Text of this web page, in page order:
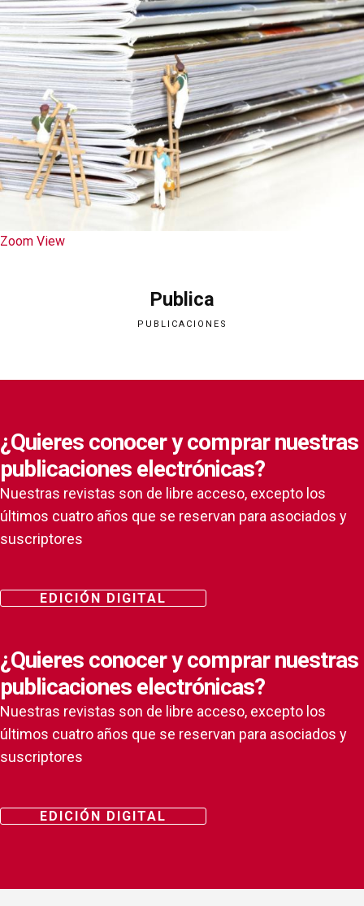
Zoom View
Publica
PUBLICACIONES
¿Quieres conocer y comprar nuestras
publicaciones electrónicas?
Nuestras revistas son de libre acceso, excepto los
últimos cuatro años que se reservan para asociados y
suscriptores
EDICIÓN DIGITAL
¿Quieres conocer y comprar nuestras
publicaciones electrónicas?
Nuestras revistas son de libre acceso, excepto los
últimos cuatro años que se reservan para asociados y
suscriptores
EDICIÓN DIGITAL